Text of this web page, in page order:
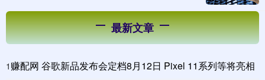
最新文章
1 赚配网 谷歌新品发布会定档8月12日 Pixel 11系列等将亮相